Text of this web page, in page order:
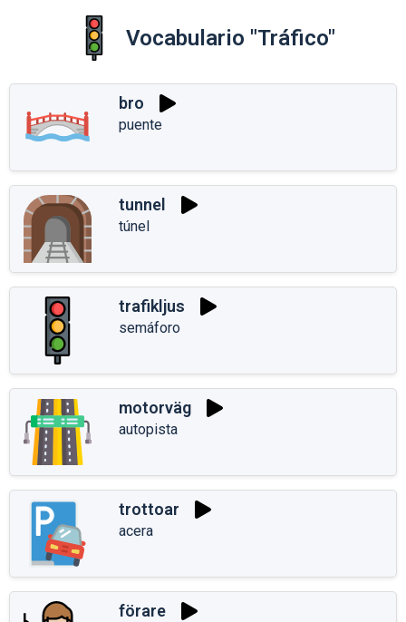
Vocabulario "Tráfico"
bro
puente
tunnel
túnel
trafikljus
semáforo
motorväg
autopista
trottoar
acera
förare